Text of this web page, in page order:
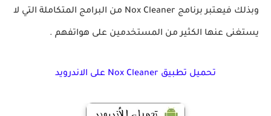
وبذلك فيعتبر برنامج Nox Cleaner من البرامج المتكاملة التي لا
يستغنى عنها الكثير من المستخدمين على هواتفهم .
تحميل تطبيق Nox Cleaner على الاندرويد